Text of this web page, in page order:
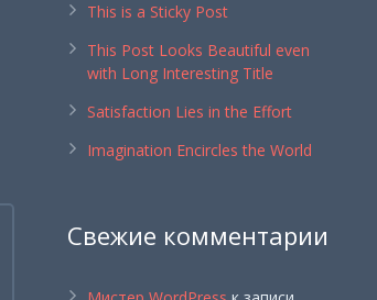
This is a Sticky Post
This Post Looks Beautiful even
with Long Interesting Title
Satisfaction Lies in the Effort
Imagination Encircles the World
Свежие комментарии